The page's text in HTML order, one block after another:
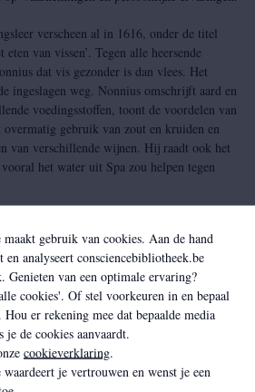
gebruik van cookies. Aan de hand
analyseert consciencebibliotheek.be
Genieten van een optimale ervaring?
cookies'. Of stel voorkeuren in en bepaal
er rekening mee dat bepaalde media
je de cookies aanvaardt.
cookieverklaring.
je vertrouwen en wenst je een
verscheen al in 1616, onder de titel
van vissen’. Tegen alle heersende
dat vis gezonder is dan vlees. Het
ingeslagen weg. Nonnius omschrijft aard en
voedingsstoffen, toont de voordelen van
gebruik van zout en kruiden en
van verschillende wijnen. Hij raadt ook het
het water uit Spa zou helpen tegen